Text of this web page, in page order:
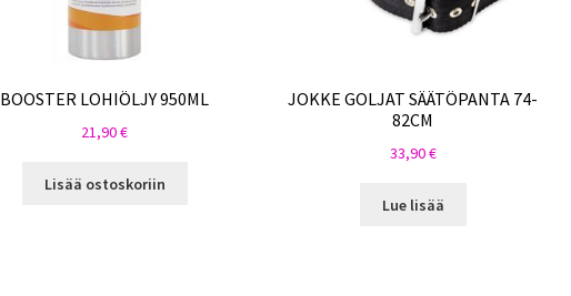
BOOSTER LOHIÖLJY 950ML
21,90€
Lisää ostoskoriin
JOKKE GOLJAT SÄÄTÖPANTA 74-
82CM
33,90€
Lue lisää